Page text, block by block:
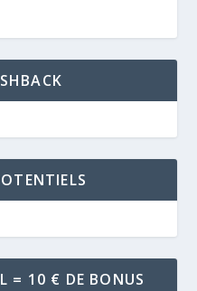
= 10 € DE BONUS